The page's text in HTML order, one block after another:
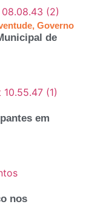
, Governo
de
em
nos